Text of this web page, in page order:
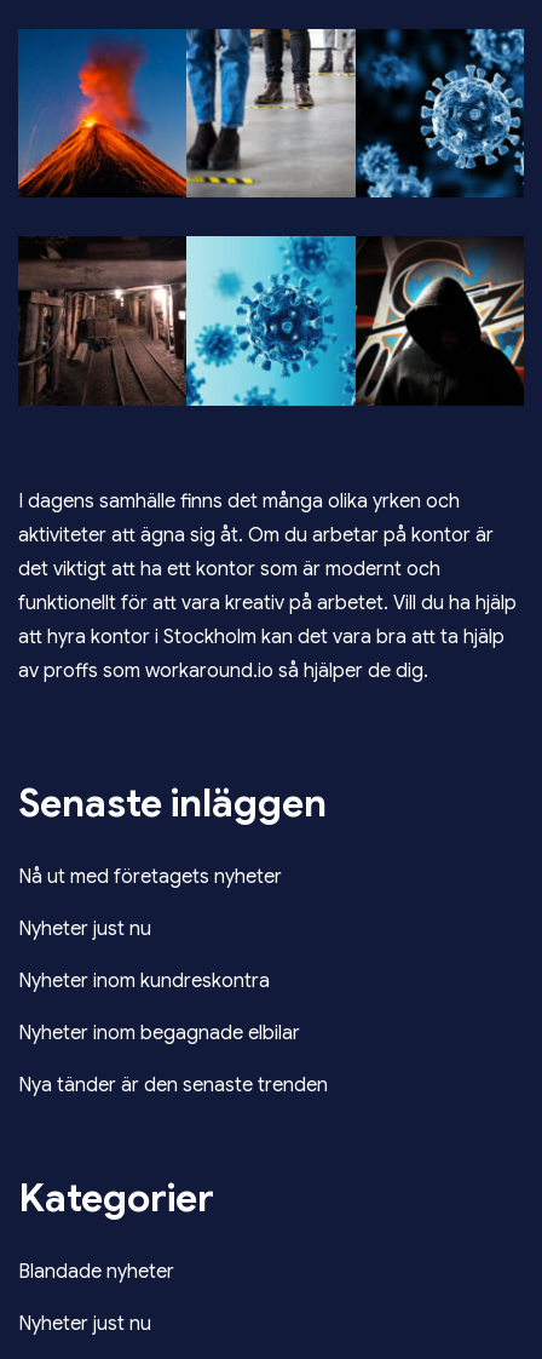
I dagens samhälle finns det många olika yrken och
aktiviteter att ägna sig åt. Om du arbetar på kontor är
det viktigt att ha ett kontor som är modernt och
funktionellt för att vara kreativ på arbetet. Vill du ha hjälp
att hyra kontor i Stockholm kan det vara bra att ta hjälp
av proffs som workaround.io så hjälper de dig.
Senaste inläggen
Nå ut med företagets nyheter
Nyheter just nu
Nyheter inom kundreskontra
Nyheter inom begagnade elbilar
Nya tänder är den senaste trenden
Kategorier
Blandade nyheter
Nyheter just nu